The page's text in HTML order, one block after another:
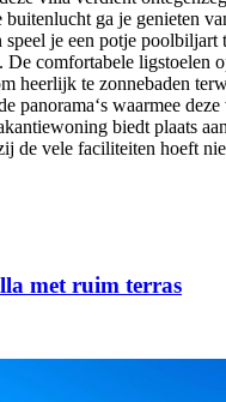
buitenlucht ga je genieten
speel je een potje
De comfortabele ligstoelen
heerlijk te zonnebaden
panorama‘s waarmee
biedt plaats
de vele faciliteiten hoeft
met ruim terras